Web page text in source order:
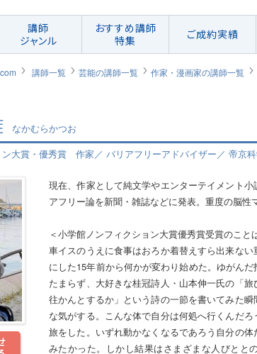
講師
ジャンル
おすすめ講師
特集
ご成約実績
講師一覧 芸能の講師一覧 作家・漫画家の講師一覧
なかむらかつお
大賞・優秀賞 作家／ バリアフリーアドバイザー／ 帝京
現在、作家として純文学やエンターテイメント
アフリー論を新聞・雑誌などに発表。重度の脳性
＜小学館ノンフィクション大賞優秀賞受賞のこと
車イスのうえに食事はおろか着替えすら出来な
にした15年前から何かが変わり始めた。ゆがん
たまらず、大好きな桂冠詩人・山本伸一氏の「
往かんとするか」という詩の一節を書いてみた
な気がする。こんな体で自分は何処へ行くんだ
旅をした。いずれ動かなくなるであろう自分の
みたかった。しかし結果はさまざまな人びとと